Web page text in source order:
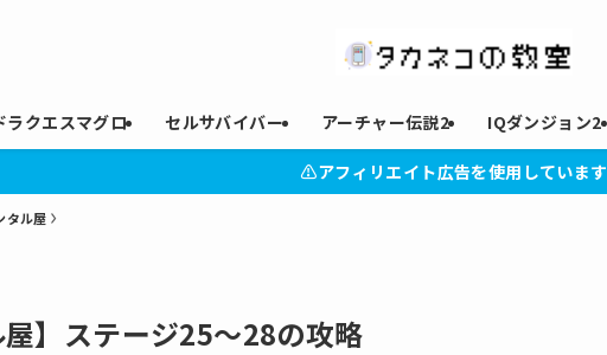
ラクエスマグロ セルサバイバー アーチャー伝説2 IQダンジョン2
⚠︎アフィリエイト広告を使用しています
タル屋
屋】ステージ25〜28の攻略